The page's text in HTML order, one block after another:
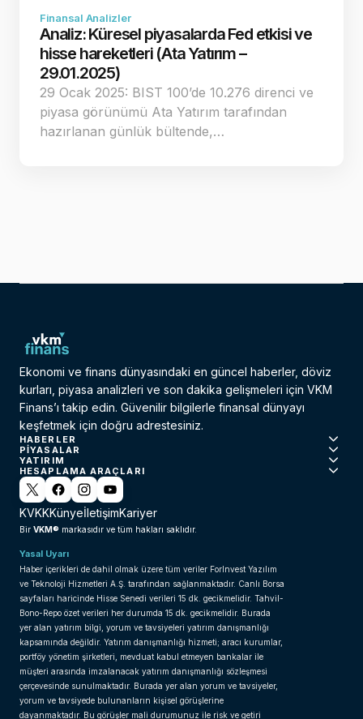
Finansal Analizler
Analiz: Küresel piyasalarda Fed etkisi ve
hisse hareketleri (Ata Yatırım –
29.01.2025)
29 Ocak 2025: BIST 100’de 10.276 direnci ve
piyasa görünümü Ata Yatırım tarafından
hazırlanan günlük bültende,…
Ekonomi ve finans dünyasındaki en güncel haberler, döviz
kurları, piyasa analizleri ve son dakika gelişmeleri için VKM
Finans’ı takip edin. Güvenilir bilgilerle finansal dünyayı
keşfetmek için doğru adrestesiniz.
HABERLER
PIYASALAR
YATIRIM
HESAPLAMA ARAÇLARI
KVKKKünyeİletişimKariyer
Bir VKM® markasıdır ve tüm hakları saklıdır.
Yasal Uyarı
Haber içerikleri de dahil olmak üzere tüm veriler ForInvest Yazılım
ve Teknoloji Hizmetleri A.Ş. tarafından sağlanmaktadır. Canlı Borsa
sayfaları haricinde Hisse Senedi verileri 15 dk. gecikmelidir. Tahvil-
Bono-Repo özet verileri her durumda 15 dk. gecikmelidir. Burada
yer alan yatırım bilgi, yorum ve tavsiyeleri yatırım danışmanlığı
kapsamında değildir. Yatırım danışmanlığı hizmeti; aracı kurumlar,
portföy yönetim şirketleri, mevduat kabul etmeyen bankalar ile
müşteri arasında imzalanacak yatırım danışmanlığı sözleşmesi
çerçevesinde sunulmaktadır. Burada yer alan yorum ve tavsiyeler,
yorum ve tavsiyede bulunanların kişisel görüşlerine
dayanmaktadır. Bu görüşler mali durumunuz ile risk ve getiri